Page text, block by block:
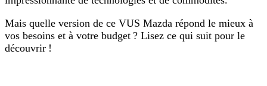
Mais quelle version de ce VUS Mazda répond le mieux à
vos besoins et à votre budget ? Lisez ce qui suit pour le
découvrir !